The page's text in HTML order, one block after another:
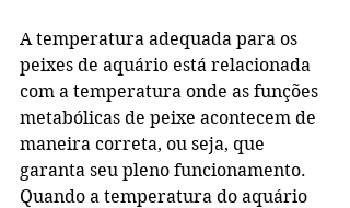
A temperatura adequada para os
peixes de aquário está relacionada
com a temperatura onde as funções
metabólicas de peixe acontecem de
maneira correta, ou seja, que
garanta seu pleno funcionamento.
Quando a temperatura do aquário